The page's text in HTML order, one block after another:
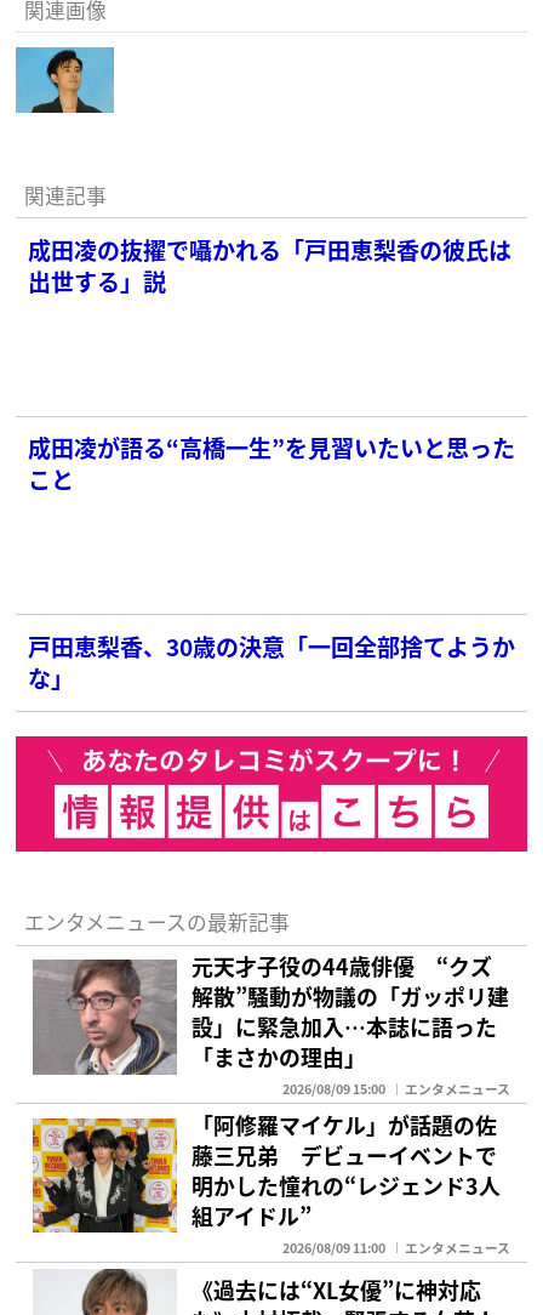
関連画像
関連記事
成田凌の抜擢で囁かれる「戸田恵梨香の彼氏は
出世する」説
成田凌が語る“高橋一生”を見習いたいと思った
こと
戸田恵梨香、30歳の決意「一回全部捨てようか
な」
エンタメニュースの最新記事
元天才子役の44歳俳優 “クズ
解散”騒動が物議の「ガッポリ建
設」に緊急加入…本誌に語った
「まさかの理由」
2026/08/09 15:00 エンタメニュース
「阿修羅マイケル」が話題の佐
藤三兄弟 デビューイベントで
明かした憧れの“レジェンド3人
組アイドル”
2026/08/09 11:00 エンタメニュース
《過去には“XL女優”に神対応